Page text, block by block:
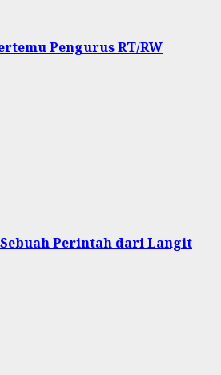
Pengurus RT/RW
Perintah dari Langit